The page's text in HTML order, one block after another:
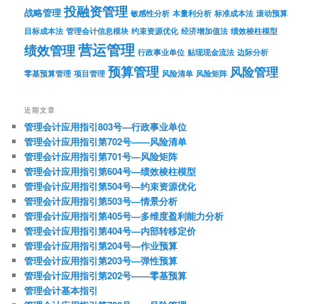
战略管理 投融资管理 敏感性分析 本量利分析 标准成本法 滚动预算
目标成本法 管理会计信息模块 约束资源优化 经济增加值法 绩效棱柱模型
绩效管理 营运管理 行政事业单位 贴现现金流法 边际分析
零基预算管理 项目管理 预算管理 风险清单 风险矩阵 风险管理
近期文章
管理会计应用指引803号—行政事业单位
管理会计应用指引第702号——风险清单
管理会计应用指引第701号—风险矩阵
管理会计应用指引第604号—绩效棱柱模型
管理会计应用指引第504号—约束资源优化
管理会计应用指引第503号—情景分析
管理会计应用指引第405号—多维度盈利能力分析
管理会计应用指引第404号—内部转移定价
管理会计应用指引第204号—作业预算
管理会计应用指引第203号—弹性预算
管理会计应用指引第202号——零基预算
管理会计基本指引